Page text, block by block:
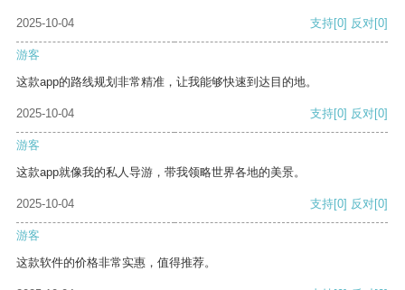
2025-10-04 支持[0] 反对[0]
游客
这款app的路线规划非常精准，让我能够快速到达目的地。
2025-10-04 支持[0] 反对[0]
游客
这款app就像我的私人导游，带我领略世界各地的美景。
2025-10-04 支持[0] 反对[0]
游客
这款软件的价格非常实惠，值得推荐。